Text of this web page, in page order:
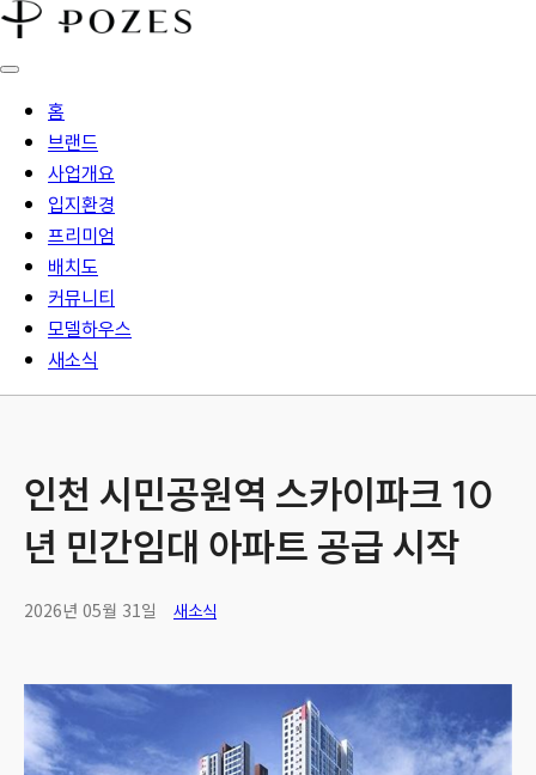
홈
브랜드
사업개요
입지환경
프리미엄
배치도
커뮤니티
모델하우스
새소식
인천 시민공원역 스카이파크 10
년 민간임대 아파트 공급 시작
2026년 05월 31일 새소식